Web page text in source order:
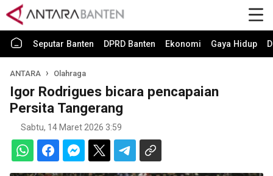
Seputar Banten DPRD Banten Ekonomi Gaya Hidup
ANTARA Olahraga
Igor Rodrigues bicara pencapaian
Persita Tangerang
Sabtu, 14 Maret 2026 3:59